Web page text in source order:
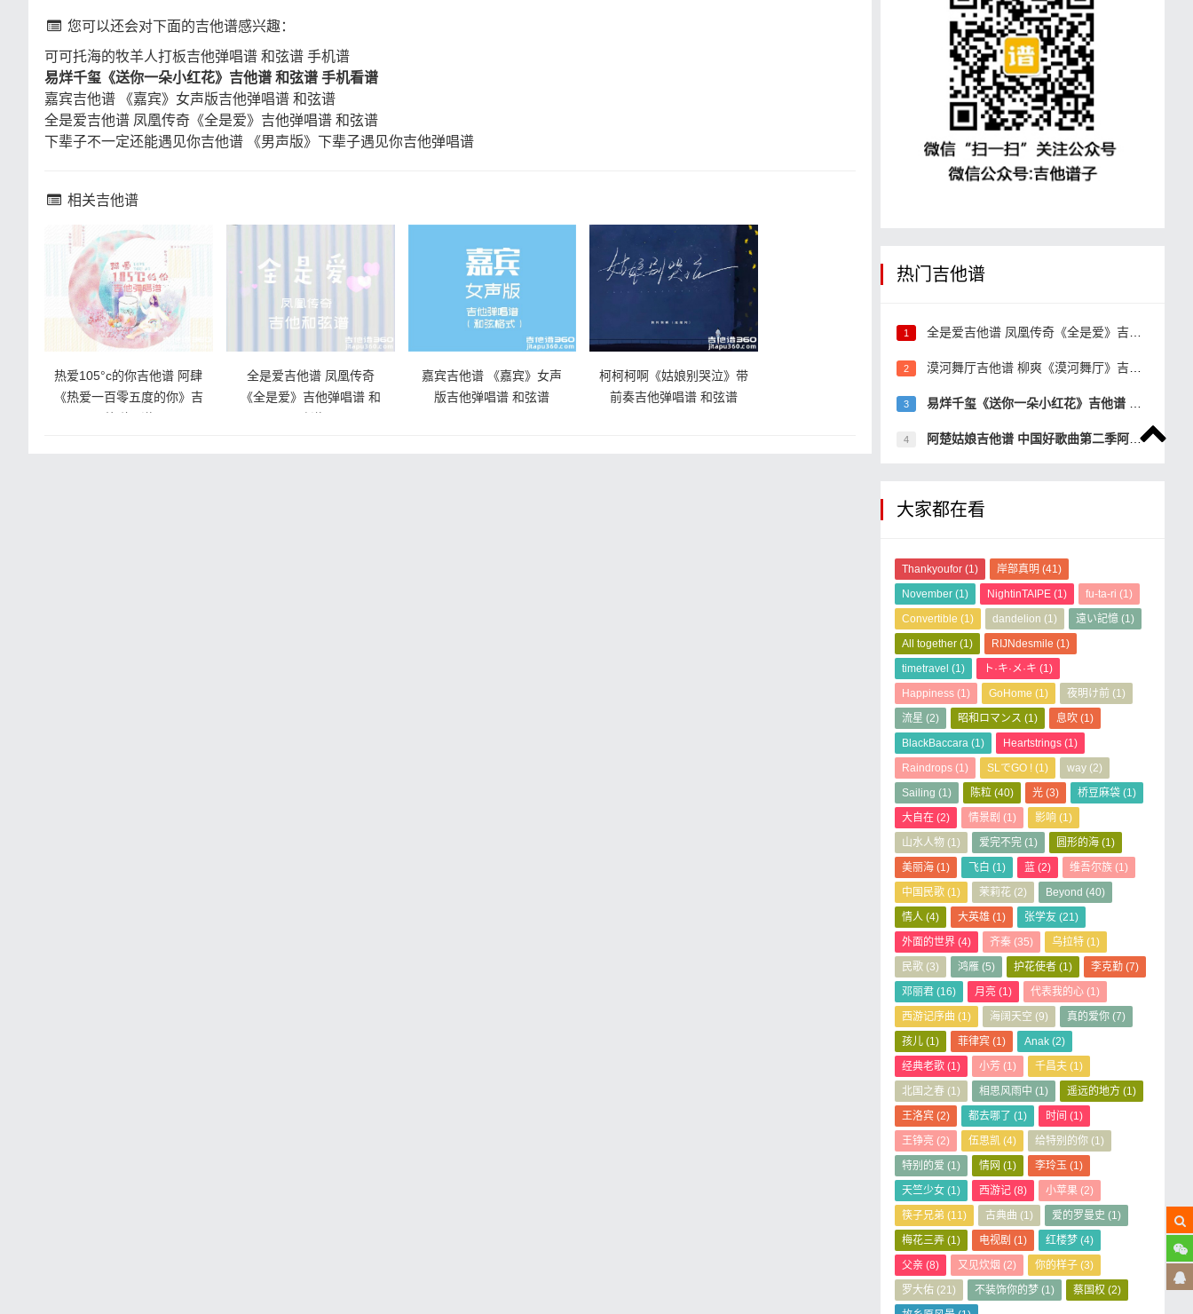
您可以还会对下面的吉他谱感兴趣：
可可托海的牧羊人打板吉他弹唱谱 和弦谱 手机谱
易烊千玺《送你一朵小红花》吉他谱 和弦谱 手机看谱
嘉宾吉他谱 《嘉宾》女声版吉他弹唱谱 和弦谱
全是爱吉他谱 凤凰传奇《全是爱》吉他弹唱谱 和弦谱
下辈子不一定还能遇见你吉他谱 《男声版》下辈子遇见你吉他弹唱谱
相关吉他谱
热爱105°c的你吉他谱 阿肆
《热爱一百零五度的你》吉
全是爱吉他谱 凤凰传奇
《全是爱》吉他弹唱谱 和
嘉宾吉他谱 《嘉宾》女声
版吉他弹唱谱 和弦谱
柯柯柯啊《姑娘别哭泣》带
前奏吉他弹唱谱 和弦谱
热门吉他谱
1 全是爱吉他谱 凤凰传奇《全是爱》吉他弹唱谱
2 漠河舞厅吉他谱 柳爽《漠河舞厅》吉他弹唱谱
3 易烊千玺《送你一朵小红花》吉他谱 和弦谱 手机
4 阿楚姑娘吉他谱 中国好歌曲第二季阿楚姑娘吉他
大家都在看
Thankyoufor (1) 岸部真明 (41)
November (1) NightinTAIPE (1) fu-ta-ri (1)
Convertible (1) dandelion (1) 遠い記憶 (1)
All together (1) RIJNdesmile (1)
timetravel (1) ト·キ·メ·キ (1)
Happiness (1) GoHome (1) 夜明け前 (1)
流星 (2) 昭和ロマンス (1) 息吹 (1)
BlackBaccara (1) Heartstrings (1)
Raindrops (1) SLでGO ! (1) way (2)
Sailing (1) 陈粒 (40) 光 (3) 桥豆麻袋 (1)
大自在 (2) 情景剧 (1) 影响 (1)
山水人物 (1) 爱完不完 (1) 圆形的海 (1)
美丽海 (1) 飞白 (1) 蓝 (2) 维吾尔族 (1)
中国民歌 (1) 茉莉花 (2) Beyond (40)
情人 (4) 大英雄 (1) 张学友 (21)
外面的世界 (4) 齐秦 (35) 乌拉特 (1)
民歌 (3) 鸿雁 (5) 护花使者 (1) 李克勤 (7)
邓丽君 (16) 月亮 (1) 代表我的心 (1)
西游记序曲 (1) 海阔天空 (9) 真的爱你 (7)
孩儿 (1) 菲律宾 (1) Anak (2)
经典老歌 (1) 小芳 (1) 千昌夫 (1)
北国之春 (1) 相思风雨中 (1) 遥远的地方 (1)
王洛宾 (2) 都去哪了 (1) 时间 (1)
王铮亮 (2) 伍思凯 (4) 给特别的你 (1)
特别的爱 (1) 情网 (1) 李玲玉 (1)
天竺少女 (1) 西游记 (8) 小苹果 (2)
筷子兄弟 (11) 古典曲 (1) 爱的罗曼史 (1)
梅花三弄 (1) 电视剧 (1) 红楼梦 (4)
父亲 (8) 又见炊烟 (2) 你的样子 (3)
罗大佑 (21) 不装饰你的梦 (1) 蔡国权 (2)